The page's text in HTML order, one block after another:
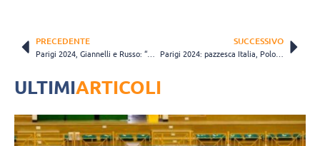
PRECEDENTE SUCCESSIVO
Parigi 2024: pazzesca Italia, Polonia de-mo-li-ta per 3-1!
ULTIMIARTICOLI